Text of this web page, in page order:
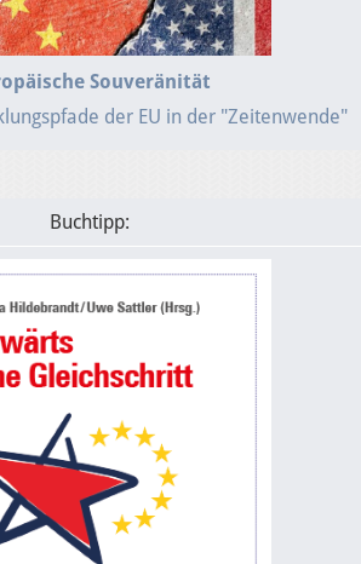
Souveränität
der EU in der "Zeitenwende"
Buchtipp: